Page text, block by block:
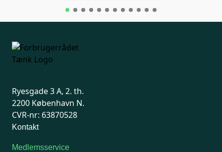
Ryesgade 3 A, 2. th.
2200 København N.
CVR-nr: 63870528
Kontakt
Medlemsservice